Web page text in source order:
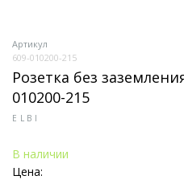
Артикул
609-010200-215
Розетка без
010200-215
ELBI
В наличии
Цена: